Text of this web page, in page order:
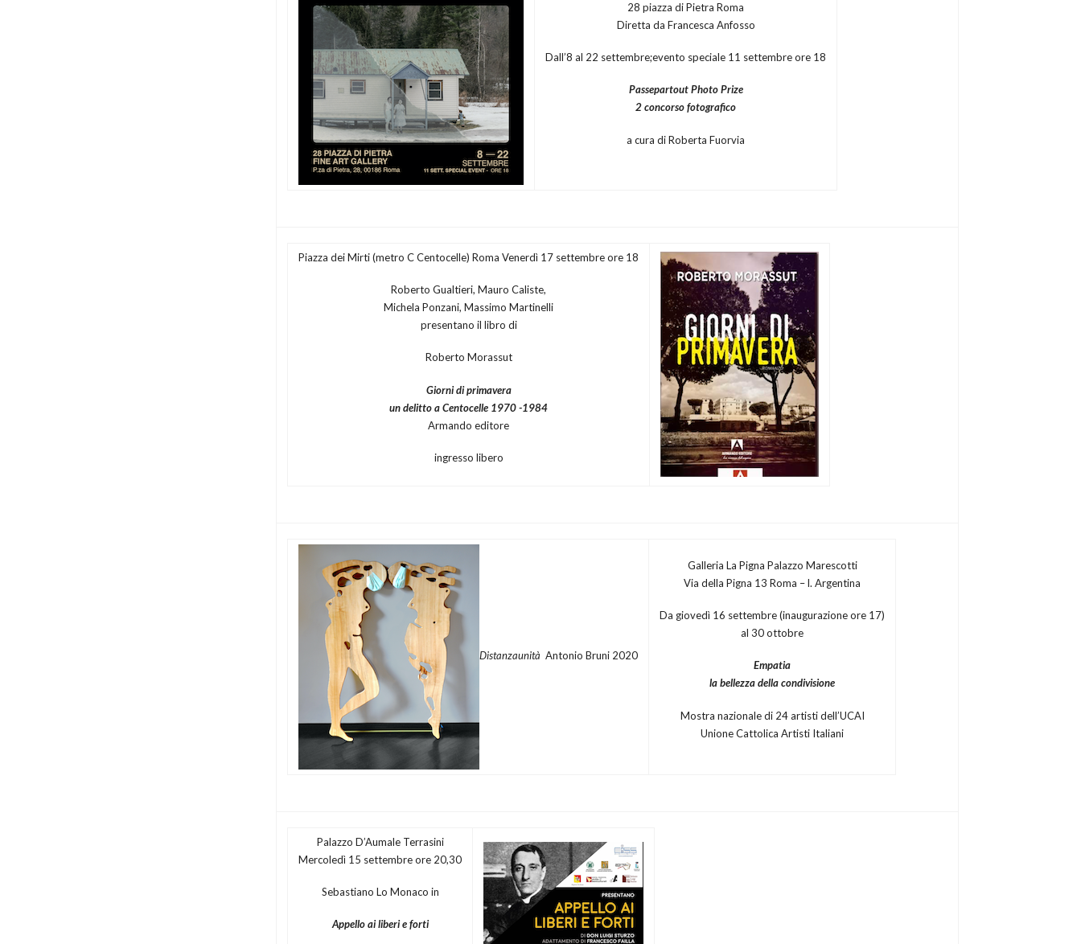
28 piazza di Pietra Roma
Diretta da Francesca Anfosso
Dall’8 al 22 settembre;evento speciale 11 settembre ore 18
Passepartout Photo Prize
2 concorso fotografico
a cura di Roberta Fuorvia
Piazza dei Mirti (metro C Centocelle) Roma Venerdì 17 settembre ore 18
Roberto Gualtieri, Mauro Caliste,
Michela Ponzani, Massimo Martinelli
presentano il libro di
Roberto Morassut
Giorni di primavera
un delitto a Centocelle 1970 -1984
Armando editore
ingresso libero
Distanzaunità Antonio Bruni 2020
Galleria La Pigna Palazzo Marescotti
Via della Pigna 13 Roma – l. Argentina
Da giovedì 16 settembre (inaugurazione ore 17)
al 30 ottobre
Empatia
la bellezza della condivisione
Mostra nazionale di 24 artisti dell’UCAI
Unione Cattolica Artisti Italiani
Palazzo D’Aumale Terrasini
Mercoledì 15 settembre ore 20,30
Sebastiano Lo Monaco in
Appello ai liberi e forti